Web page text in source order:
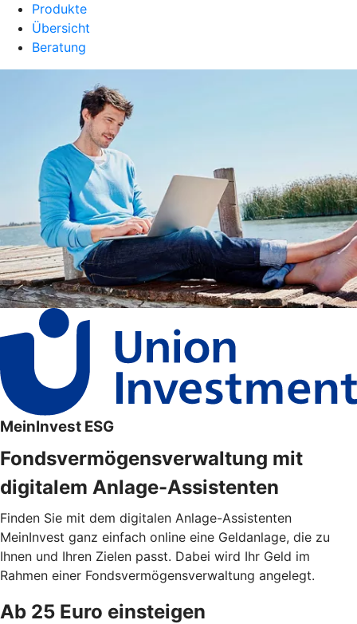
Produkte
Übersicht
Beratung
MeinInvest ESG
Fondsvermögensverwaltung mit
digitalem Anlage-Assistenten
Finden Sie mit dem digitalen Anlage-Assistenten
MeinInvest ganz einfach online eine Geldanlage, die zu
Ihnen und Ihren Zielen passt. Dabei wird Ihr Geld im
Rahmen einer Fondsvermögensverwaltung angelegt.
Ab 25 Euro einsteigen